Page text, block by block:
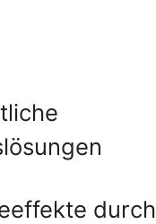
durch